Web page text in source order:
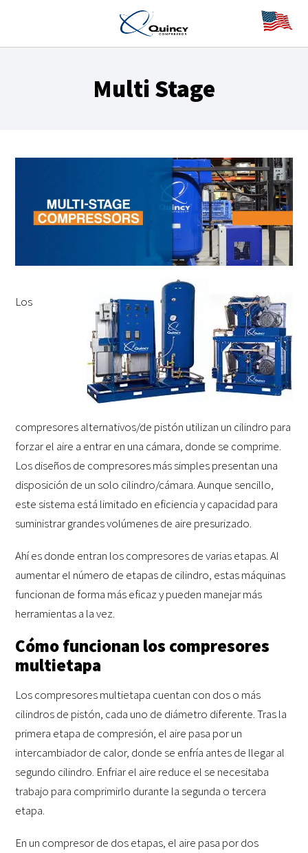
Multi Stage
Los
compresores alternativos/de pistón utilizan un cilindro para
forzar el aire a entrar en una cámara, donde se comprime.
Los diseños de compresores más simples presentan una
disposición de un solo cilindro/cámara. Aunque sencillo,
este sistema está limitado en eficiencia y capacidad para
suministrar grandes volúmenes de aire presurizado.
Ahí es donde entran los compresores de varias etapas. Al
aumentar el número de etapas de cilindro, estas máquinas
funcionan de forma más eficaz y pueden manejar más
herramientas a la vez.
Cómo funcionan los compresores
multietapa
Los compresores multietapa cuentan con dos o más
cilindros de pistón, cada uno de diámetro diferente.Tras la
primera etapa de compresión, el aire pasa por un
intercambiador de calor, donde se enfría antes de llegar al
segundo cilindro. Enfriar el aire reduce else necesitaba
trabajo para comprimirlo durante la segunda o tercera
etapa.
En un compresor de dos etapas, el aire pasa por dos